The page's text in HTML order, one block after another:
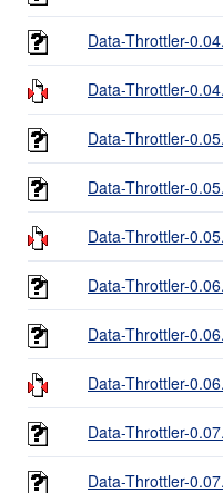
Data-Throttler-
Data-Throttler-
Data-Throttler-
Data-Throttler-
Data-Throttler-
Data-Throttler-
Data-Throttler-
Data-Throttler-
Data-Throttler-
Data-Throttler-